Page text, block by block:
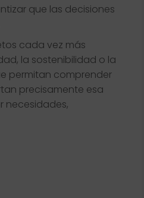
que las decisiones
cada vez más
la sostenibilidad o la
permitan comprender
precisamente esa
necesidades,